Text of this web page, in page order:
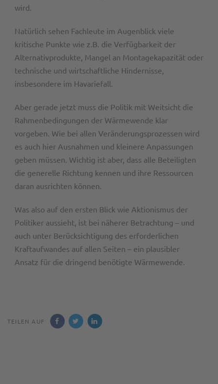
wird.
Natürlich sehen Fachleute im Augenblick viele
kritische Punkte wie z.B. die Verfügbarkeit der
Alternativprodukte, Mangel an Montagekapazität oder
technische und wirtschaftliche Hindernisse,
insbesondere im Havariefall.
Aber gerade jetzt muss die Politik mit Weitsicht die
Rahmenbedingungen der Wärmewende klar
vorgeben. Wie bei allen Veränderungsprozessen wird
es auch hier Ausnahmen und kleinere Anpassungen
geben müssen. Wichtig ist aber, dass alle Beteiligten
die generelle Richtung kennen und ihre Ressourcen
daran ausrichten können.
Was also auf den ersten Blick wie Aktionismus der
Politiker aussieht, ist bei näherer Betrachtung – und
auch unter Berücksichtigung des erforderlichen
Kraftaufwandes auf allen Seiten – ein plausibler
Ansatz für die dringend benötigte Wärmewende.
TEILEN AUF